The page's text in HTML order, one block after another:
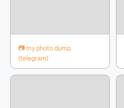
📷 my photo dump
(telegram)